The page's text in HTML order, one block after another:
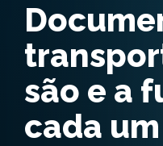
são e a
cada um